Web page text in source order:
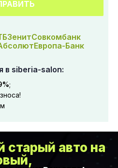
ЗенитСовкомбанк
Европа-Банк
в siberia-salon:
;
старый авто на